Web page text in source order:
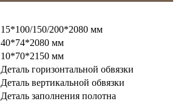
15*100/150/200*2080 мм
40*74*2080 мм
10*70*2150 мм
Деталь горизонтальной обвязки
Деталь вертикальной обвязки
Деталь заполнения полотна